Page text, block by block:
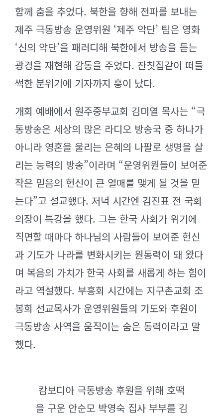
함께 춤을 추었다. 북한을 향해 전파를 보내는
제주 극동방송 운영위원 ‘제주 악단’ 팀은 영화
‘신의 악단’을 패러디해 북한에서 방송을 듣는
광경을 재현해 감동을 주었다. 잔칫집같이 떠들
썩한 분위기에 기자까지 흥이 났다.
개회 예배에서 원주중부교회 김미열 목사는 “극
동방송은 세상의 많은 라디오 방송국 중 하나가
아니라 영혼을 울리는 은혜의 나팔로 생명을 살
리는 능력의 방송”이라며 “운영위원들이 보여준
작은 믿음의 헌신이 큰 열매를 맺게 될 것을 믿
는다”고 설교했다. 저녁 시간엔 김진표 전 국회
의장이 특강을 했다. 그는 한국 사회가 위기에
직면할 때마다 하나님의 사람들이 보여준 헌신
과 기도가 나라를 변화시키는 원동력이 돼 왔다
며 복음의 가치가 한국 사회를 새롭게 하는 힘이
라고 역설했다. 부흥회 시간에는 지구촌교회 조
봉희 선교목사가 운영위원들의 기도와 후원이
극동방송 사역을 움직이는 숨은 동력이라고 말
했다.
캄보디아 극동방송 후원을 위해 호떡
을 구운 안순모 박영숙 집사 부부를 김